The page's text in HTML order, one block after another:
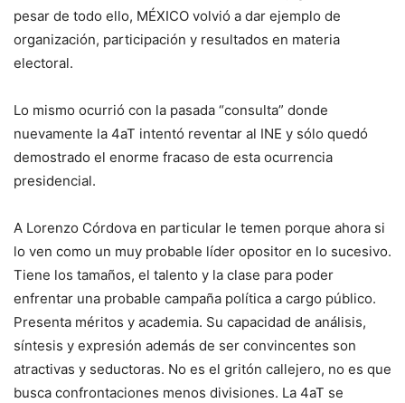
pesar de todo ello, MÉXICO volvió a dar ejemplo de
organización, participación y resultados en materia
electoral.
Lo mismo ocurrió con la pasada “consulta” donde
nuevamente la 4aT intentó reventar al INE y sólo quedó
demostrado el enorme fracaso de esta ocurrencia
presidencial.
A Lorenzo Córdova en particular le temen porque ahora si
lo ven como un muy probable líder opositor en lo sucesivo.
Tiene los tamaños, el talento y la clase para poder
enfrentar una probable campaña política a cargo público.
Presenta méritos y academia. Su capacidad de análisis,
síntesis y expresión además de ser convincentes son
atractivas y seductoras. No es el gritón callejero, no es que
busca confrontaciones menos divisiones. La 4aT se